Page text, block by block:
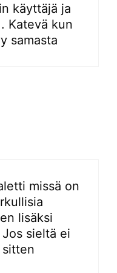
käyttäjä ja
Katevä kun
samasta
missä on
lisäksi
sieltä ei